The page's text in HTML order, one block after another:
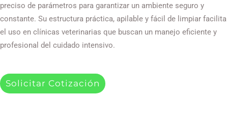
preciso de parámetros para garantizar un ambiente seguro y
constante. Su estructura práctica, apilable y fácil de limpiar facilita
el uso en clínicas veterinarias que buscan un manejo eficiente y
profesional del cuidado intensivo.
Solicitar Cotización